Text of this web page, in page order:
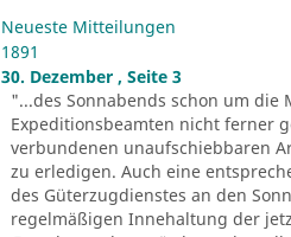
Neueste Mitteilungen
1891
30. Dezember , Seite 3
"...des Sonnabends schon um
Expeditionsbeamten nicht ferner
verbundenen unaufschiebbaren
zu erledigen. Auch eine
des Güterzugdienstes an den
regelmäßigen Innehaltung der